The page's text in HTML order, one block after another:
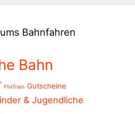
Bahnfahren
Bahn
FlixTrain Gutscheine
& Jugendliche